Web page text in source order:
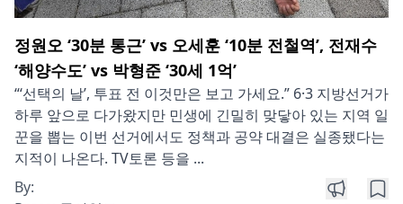
정원오 ‘30분 통근’ vs 오세훈 ‘10분 전철역’, 전재수
‘해양수도’ vs 박형준 ‘30세 1억’
“‘선택의 날’, 투표 전 이것만은 보고 가세요.” 6·3 지방선거가
하루 앞으로 다가왔지만 민생에 긴밀히 맞닿아 있는 지역 일
꾼을 뽑는 이번 선거에서도 정책과 공약 대결은 실종됐다는
지적이 나온다. TV토론 등을 ...
By: